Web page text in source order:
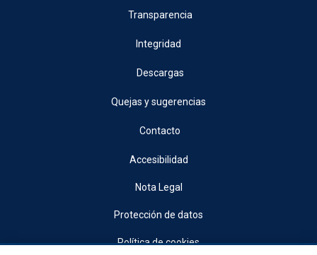
Transparencia
Integridad
Descargas
Quejas y sugerencias
Contacto
Accesibilidad
Nota Legal
Protección de datos
Política de cookies